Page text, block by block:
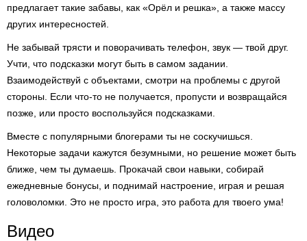
предлагает такие забавы, как «Орёл и решка», а также массу
других интересностей.
Не забывай трясти и поворачивать телефон, звук — твой друг.
Учти, что подсказки могут быть в самом задании.
Взаимодействуй с объектами, смотри на проблемы с другой
стороны. Если что-то не получается, пропусти и возвращайся
позже, или просто воспользуйся подсказками.
Вместе с популярными блогерами ты не соскучишься.
Некоторые задачи кажутся безумными, но решение может быть
ближе, чем ты думаешь. Прокачай свои навыки, собирай
ежедневные бонусы, и поднимай настроение, играя и решая
головоломки. Это не просто игра, это работа для твоего ума!
Видео